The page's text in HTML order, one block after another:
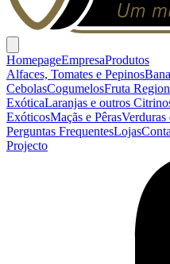
HomepageEmpresaProdutos
Alfaces, Tomates e Pepinos
CebolasCogumelosFruta
ExóticaLaranjas e outros
ExóticosMaçãs e PêrasVerduras
Perguntas FrequentesLojas
Projecto